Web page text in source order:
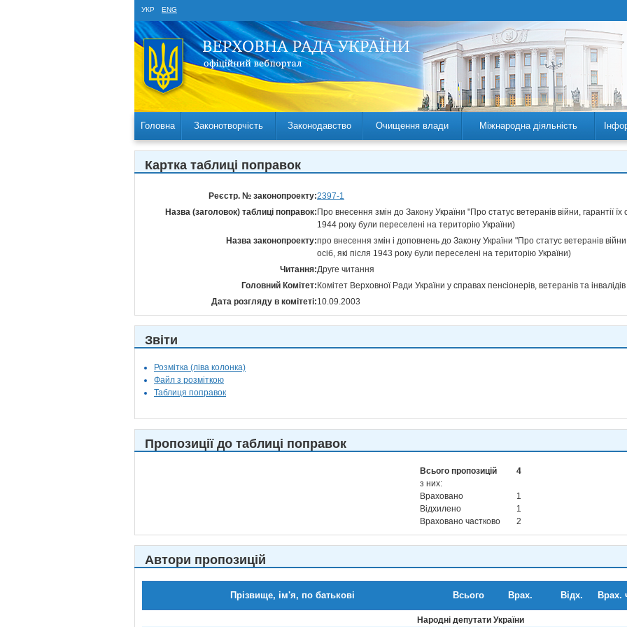
УКР ENG
Головна Законотворчість Законодавство Очищення влади Міжнародна діяльність
Картка таблиці поправок
Реєстр. № законопроекту:2397-1
Назва (заголовок) таблиці поправок: Про внесення змін до Закону України "Про статус ветеранів війни, гарантії їх
1944 року були переселені на територію України)
Назва законопроекту:про внесення змін і доповнень до Закону України "Про статус ветеранів
осіб, які після 1943 року були переселені на територію України)
Читання:Друге читання
Головний Комітет: Комітет Верховної Ради України у справах пенсіонерів, ветеранів та інвалідів
Дата розгляду в комітеті:10.09.2003
Звіти
Розмітка (ліва колонка)
Файл з розміткою
Таблиця поправок
Пропозиції до таблиці поправок
Всього пропозицій
4
з них:
Враховано
1
Відхилено
1
Враховано частково
2
Автори пропозицій
Прізвище, ім'я, по батькові Всього Врах. Відх. Врах.
Народні депутати України